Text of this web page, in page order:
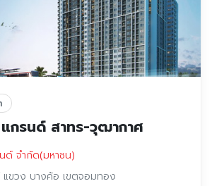
แกรนด์ สาทร-วุฒากาศ
จำกัด(มหาชน)
ขวง บางค้อ เขตจอมทอง